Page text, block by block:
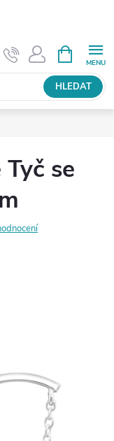
HLEDAT
NÁKUPNÍ
KOŠÍK
se